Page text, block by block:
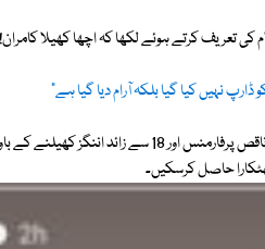
کی تعریف کرتے ہوئے لکھا کہ اچھا کھیلا کامران!
ڈارپ نہیں کیا گیا بلکہ آرام دیا گیا ہے"
خیال رہے کہ مسلسل ناقص پرفارمنس اور
حاصل کرسکیں۔